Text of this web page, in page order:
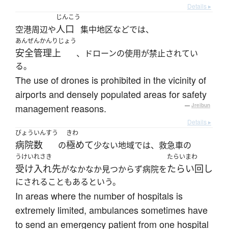
Details ▸
空港周辺や
じんこう
人口 集中地区などでは、
あんぜんかんりじょう
安全管理上
、ドローンの使用が禁止されてい
る。
The use of drones is prohibited in the vicinity of
airports and densely populated areas for safety
management reasons.
— Jreibun
Details ▸
びょういんすう
病院数 の
きわ
極めて少ない地域では、救急車の
うけいれさき
受け入れ先がなかなか見つからず病院を
たらいまわ
たらい回し
にされることもあるという。
In areas where the number of hospitals is
extremely limited, ambulances sometimes have
to send an emergency patient from one hospital